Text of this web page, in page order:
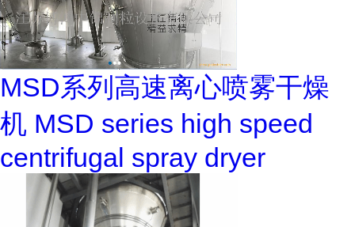
MSD系列高速离心喷雾干燥
机 MSD series high speed
centrifugal spray dryer